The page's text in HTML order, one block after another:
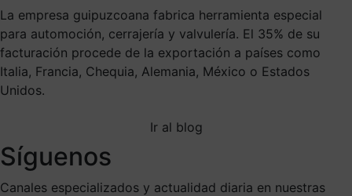
La empresa guipuzcoana fabrica herramienta especial
para automoción, cerrajería y valvulería. El 35% de su
facturación procede de la exportación a países como
Italia, Francia, Chequia, Alemania, México o Estados
Unidos.
Ir al blog
Síguenos
Canales especializados y actualidad diaria en nuestras